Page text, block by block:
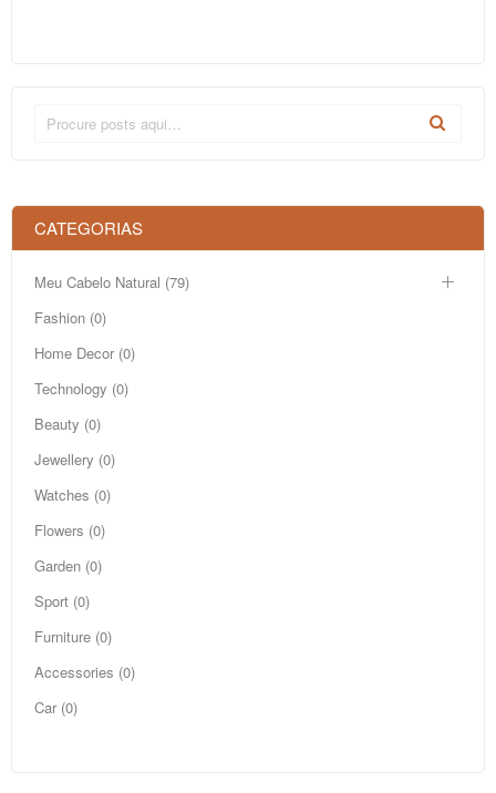
CATEGORIAS
Meu Cabelo Natural (79)
Fashion (0)
Home Decor (0)
Technology (0)
Beauty (0)
Jewellery (0)
Watches (0)
Flowers (0)
Garden (0)
Sport (0)
Furniture (0)
Accessories (0)
Car (0)